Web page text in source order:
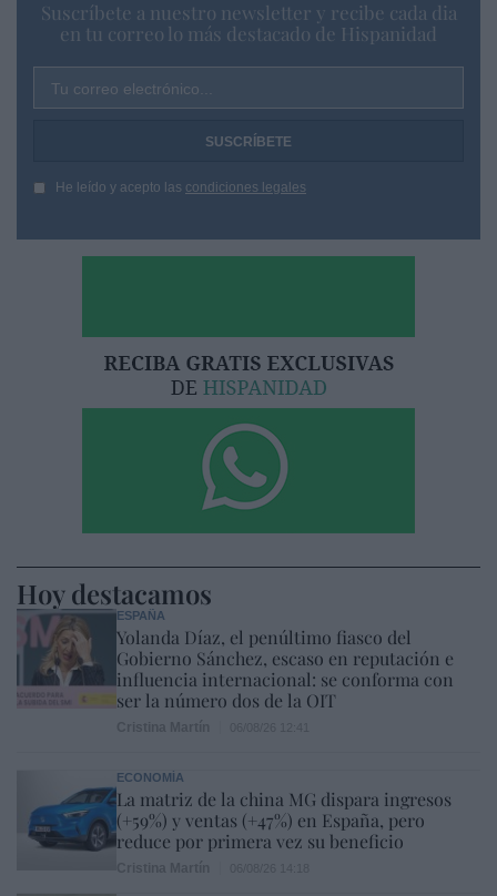
Suscríbete a nuestro newsletter y recibe cada dia
en tu correo lo más destacado de Hispanidad
Tu correo electrónico...
He leído y acepto las condiciones legales
Hoy destacamos
ESPAÑA
Yolanda Díaz, el penúltimo fiasco del
Gobierno Sánchez, escaso en reputación e
influencia internacional: se conforma con
ser la número dos de la OIT
ECONOMÍA
La matriz de la china MG dispara ingresos
(+59%) y ventas (+47%) en España, pero
reduce por primera vez su beneficio